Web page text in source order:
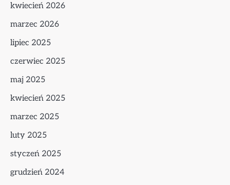
kwiecień 2026
marzec 2026
lipiec 2025
czerwiec 2025
maj 2025
kwiecień 2025
marzec 2025
luty 2025
styczeń 2025
grudzień 2024